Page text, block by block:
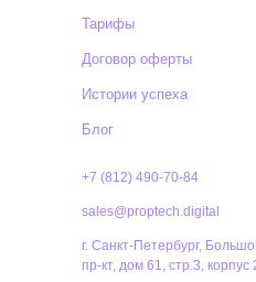
+7 (812) 490-70-84
sales@proptech.digital
Договор оферты
Истории успеха
Тарифы
Блог
г. Санкт-Петербург,
пр-кт, дом 61, стр.3, корпус